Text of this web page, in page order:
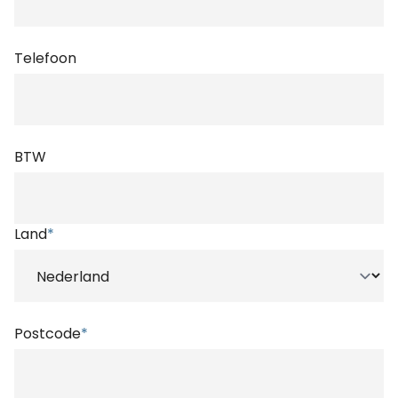
Telefoon
BTW
Land*
Postcode*